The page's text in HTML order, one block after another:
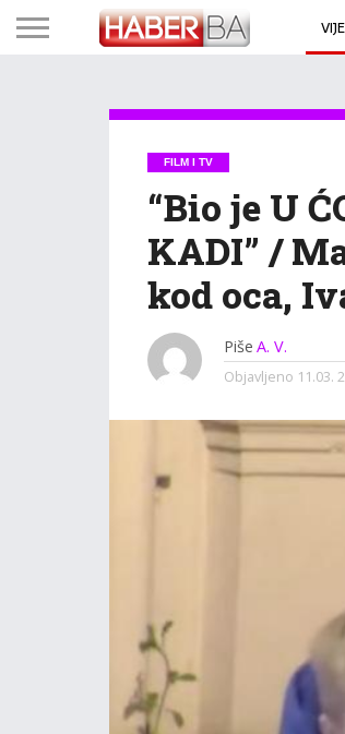
FILM I TV
“Bio je U
KADI” /
kod oca,
Piše A. V.
Objavljeno 11.03.